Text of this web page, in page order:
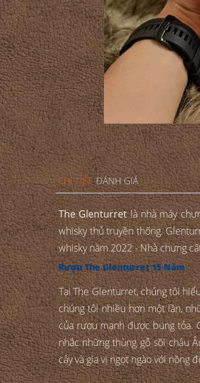
CHI TIẾT ĐÁNH GIÁ
The Glenturretlà nhà máy
whisky thủ truyền thống.
whisky năm 2022 - Nhà chưng
Rượu The Glenturret 15 Năm
Tại The Glenturret, chúng tôi
chúng tôi nhiều hơn một lần,
của rượu mạnh được bung tỏa.
nhắc những thùng gỗ sồi châu
cây và gia vị ngọt ngào với nồng